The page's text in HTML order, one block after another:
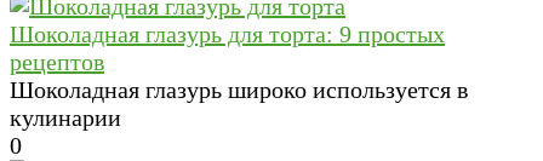
Шоколадная глазурь для торта: 9 простых
рецептов
Шоколадная глазурь широко используется в
кулинарии
0